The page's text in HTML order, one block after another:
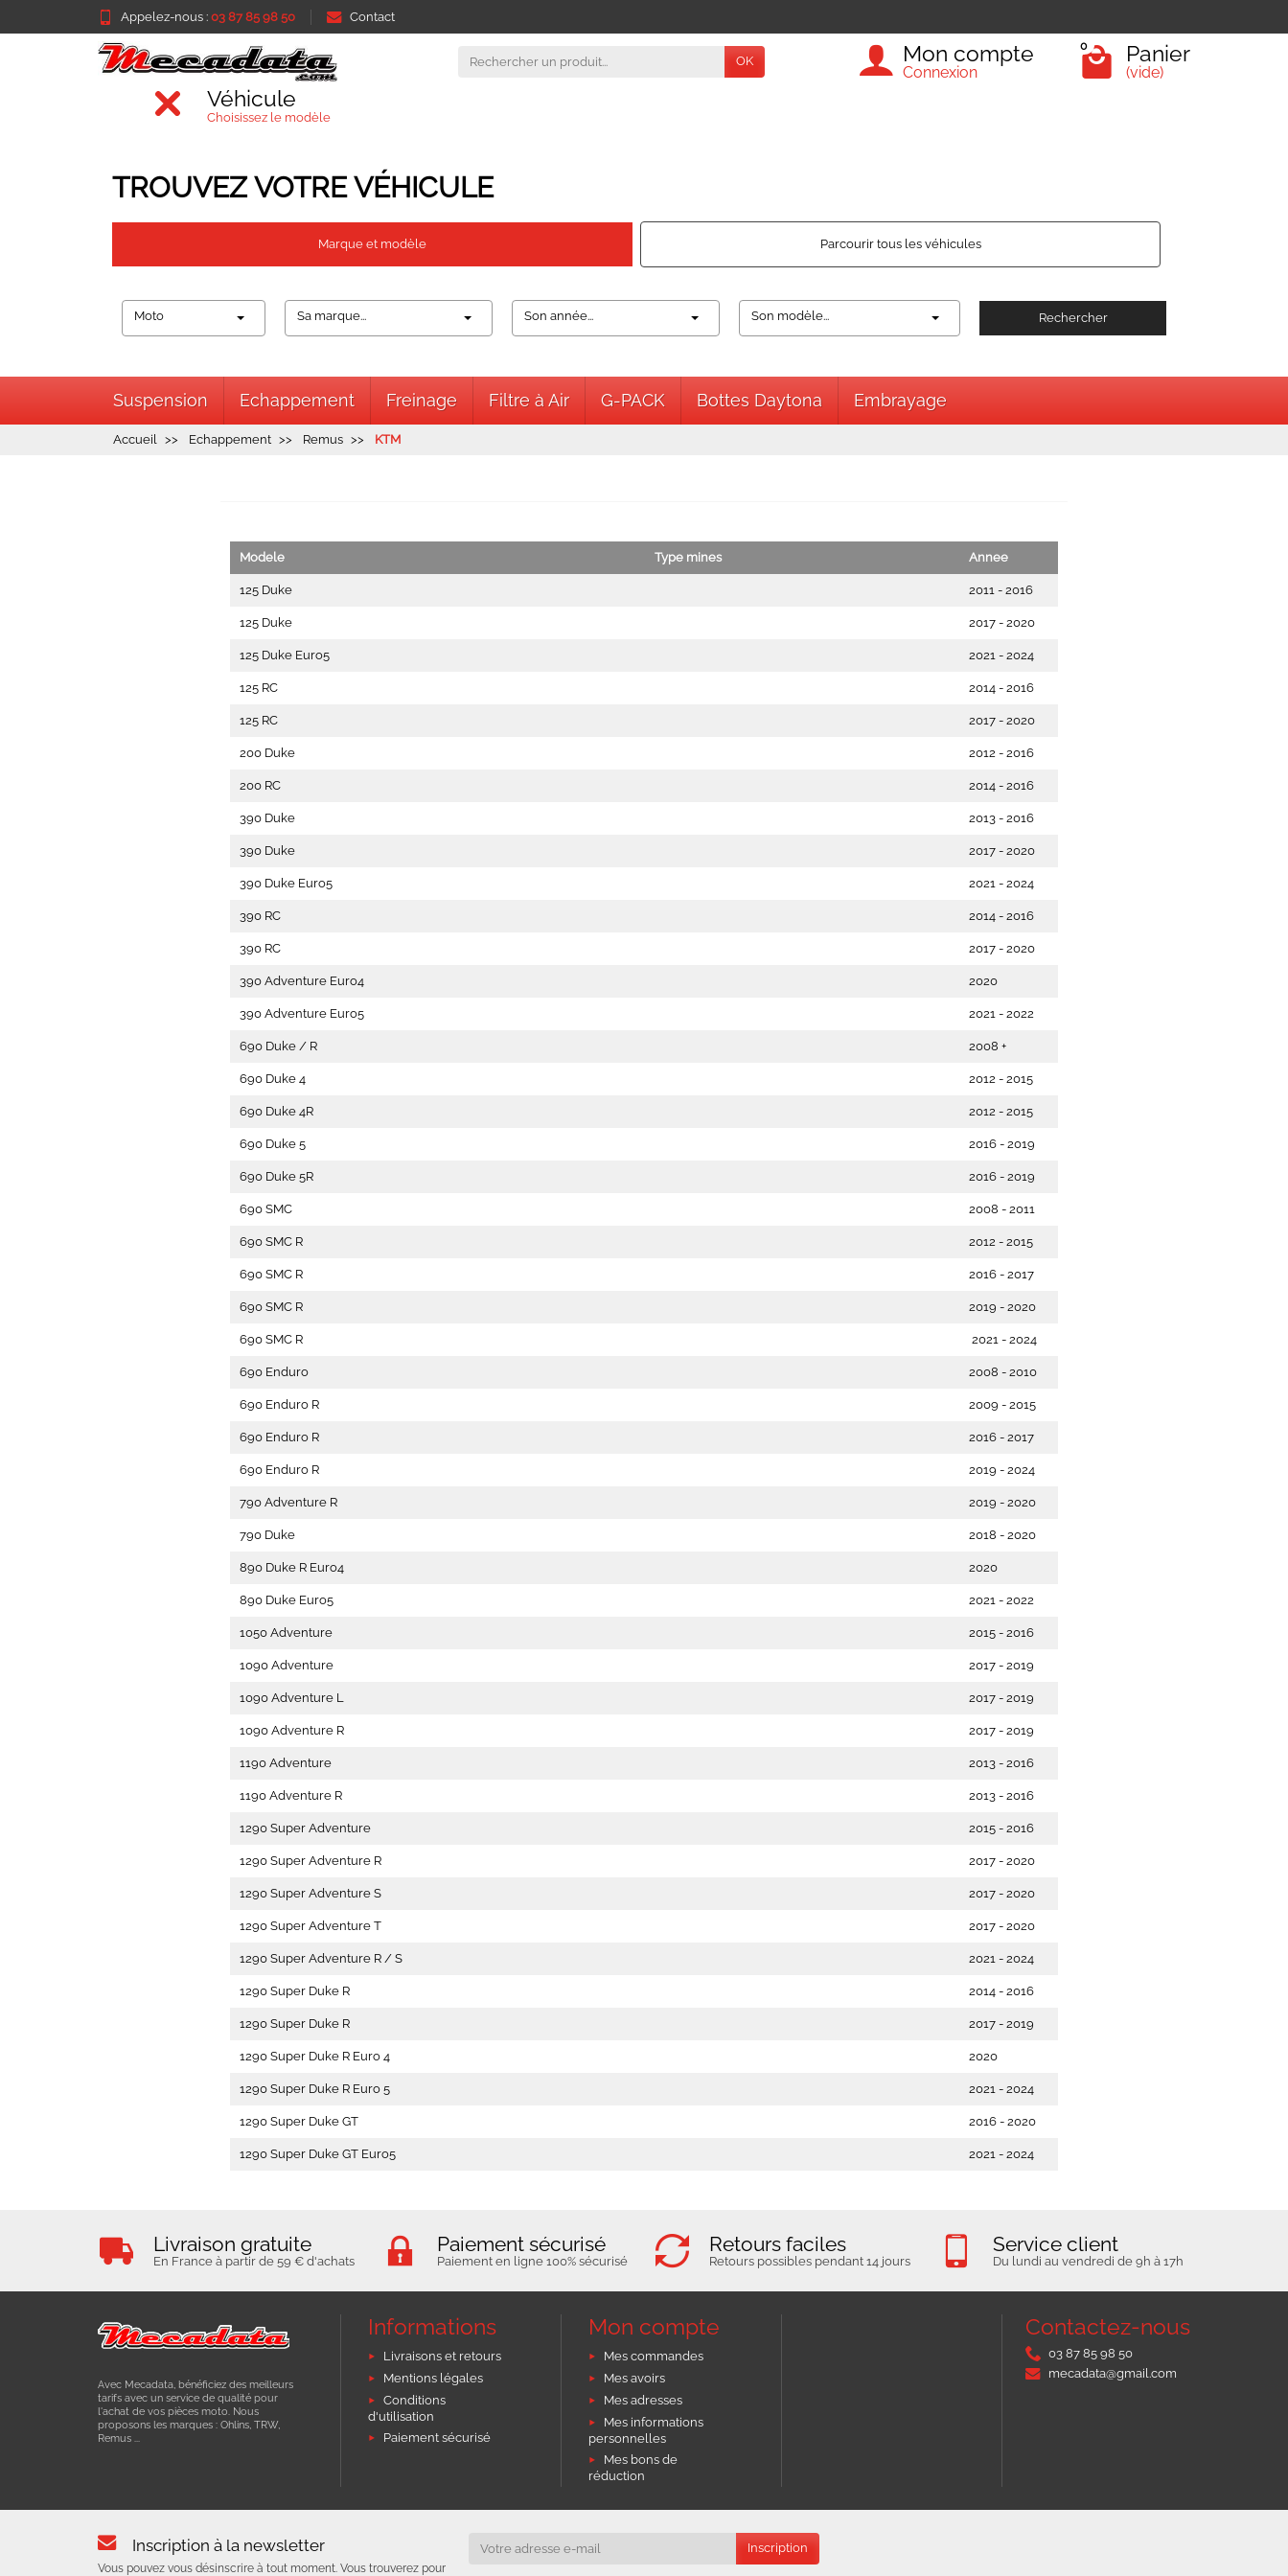
Appelez-nous : 03 87 85 98 50 Contact
OK Mon compte
Connexion
0 Panier
(vide)
Véhicule
Choisissez le modèle
TROUVEZ VOTRE VÉHICULE
Marque et modèle Parcourir tous les véhicules
Moto Sa marque... Son année... Son modèle... Rechercher
Suspension Echappement Freinage Filtre à Air G-PACK Bottes Daytona Embrayage
Accueil Echappement Remus KTM
Modele Type mines Annee
125 Duke 2011 - 2016
125 Duke 2017 - 2020
125 Duke Euro5 2021 - 2024
125 RC 2014 - 2016
125 RC 2017 - 2020
200 Duke 2012 - 2016
200 RC 2014 - 2016
390 Duke 2013 - 2016
390 Duke 2017 - 2020
390 Duke Euro5 2021 - 2024
390 RC 2014 - 2016
390 RC 2017 - 2020
390 Adventure Euro4 2020
390 Adventure Euro5 2021 - 2022
690 Duke / R 2008 +
690 Duke 4 2012 - 2015
690 Duke 4R 2012 - 2015
690 Duke 5 2016 - 2019
690 Duke 5R 2016 - 2019
690 SMC 2008 - 2011
690 SMC R 2012 - 2015
690 SMC R 2016 - 2017
690 SMC R 2019 - 2020
690 SMC R 2021 - 2024
690 Enduro 2008 - 2010
690 Enduro R 2009 - 2015
690 Enduro R 2016 - 2017
690 Enduro R 2019 - 2024
790 Adventure R 2019 - 2020
790 Duke 2018 - 2020
890 Duke R Euro4 2020
890 Duke Euro5 2021 - 2022
1050 Adventure 2015 - 2016
1090 Adventure 2017 - 2019
1090 Adventure L 2017 - 2019
1090 Adventure R 2017 - 2019
1190 Adventure 2013 - 2016
1190 Adventure R 2013 - 2016
1290 Super Adventure 2015 - 2016
1290 Super Adventure R 2017 - 2020
1290 Super Adventure S 2017 - 2020
1290 Super Adventure T 2017 - 2020
1290 Super Adventure R / S 2021 - 2024
1290 Super Duke R 2014 - 2016
1290 Super Duke R 2017 - 2019
1290 Super Duke R Euro 4 2020
1290 Super Duke R Euro 5 2021 - 2024
1290 Super Duke GT 2016 - 2020
1290 Super Duke GT Euro5 2021 - 2024
Livraison gratuite
En France à partir de 59 € d'achats
Paiement sécurisé
Paiement en ligne 100% sécurisé
Retours faciles
Retours possibles pendant 14 jours
Service client
Du lundi au vendredi de 9h à 17h
Avec Mecadata, bénéficiez des meilleurs
tarifs avec un service de qualité pour
l'achat de vos pièces moto. Nous
proposons les marques : Ohlins, TRW,
Remus ...
Informations
Livraisons et retours
Mentions légales
Conditions
d'utilisation
Paiement sécurisé
Mon compte
Mes commandes
Mes avoirs
Mes adresses
Mes informations
personnelles
Mes bons de
réduction
Contactez-nous
03 87 85 98 50
mecadata@gmail.com
Inscription à la newsletter
Vous pouvez vous désinscrire à tout moment. Vous trouverez pour